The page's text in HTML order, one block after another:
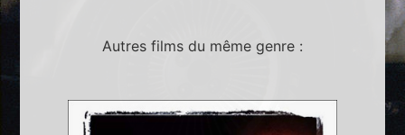
Autres films du même genre :